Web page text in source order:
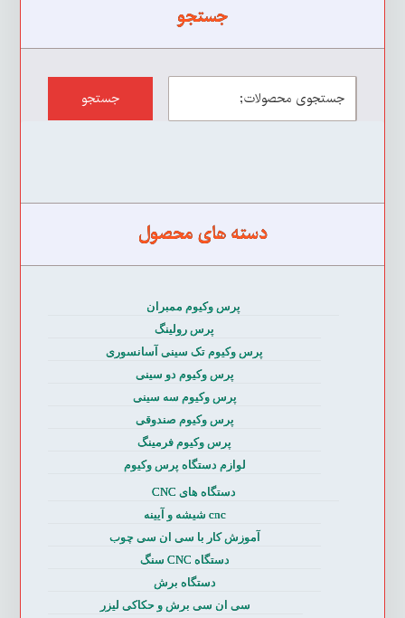
جستجو
جستجو
دسته های محصول
پرس وکیوم ممبران
پرس رولینگ
پرس وکیوم تک سینی آسانسوری
پرس وکیوم دو سینی
پرس وکیوم سه سینی
پرس وکیوم صندوقی
پرس وکیوم فرمینگ
لوازم دستگاه پرس وکیوم
دستگاه های CNC
cnc شیشه و آیینه
آموزش کار با سی ان سی چوب
دستگاه CNC سنگ
دستگاه برش
سی ان سی برش و حکاکی لیزر